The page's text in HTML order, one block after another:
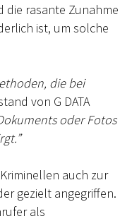
die rasante Zunahme
ist, um solche
die bei
von G DATA
oder Fotos
auch zur
gezielt angegriffen.
als